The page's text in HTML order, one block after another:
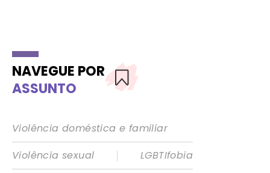
NAVEGUE POR
ASSUNTO
Violência doméstica e familiar
Violência sexual
|
LGBTIfobia